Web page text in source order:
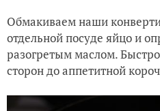
Обмакиваем наши
отдельной посуде яйцо и
разогретым маслом.
сторон до аппетитной